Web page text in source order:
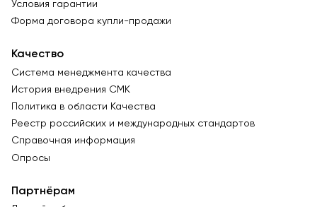
Условия гарантии
Форма договора купли-продажи
Качество
Система менеджмента качества
История внедрения СМК
Политика в области Качества
Реестр российских и международных стандартов
Справочная информация
Опросы
Партнёрам